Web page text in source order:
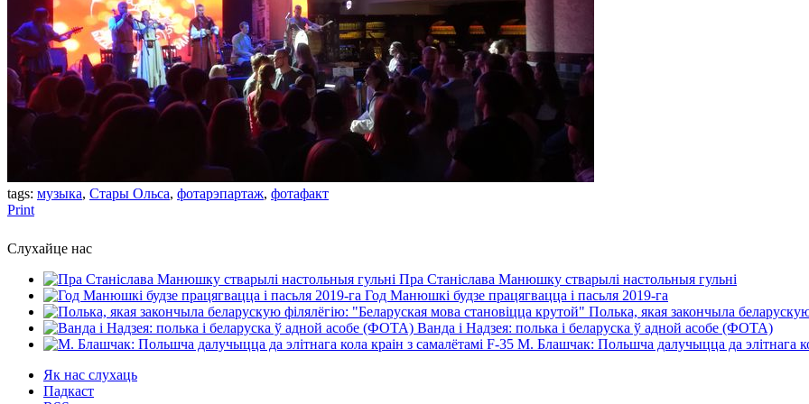
tags: музыка, Стары Ольса, фотарэпартаж, фотафакт
Print
Слухайце нас
Пра Станіслава Манюшку стварылі настольныя гульні
Год Манюшкі будзе працягвацца і пасьля 2019-га
Полька, якая закончыла
Ванда і Надзея: полька і беларуска ў адной асобе (ФОТА)
М. Блашчак: Польшча далучыцца да элітнага
Як нас слухаць
Падкаст